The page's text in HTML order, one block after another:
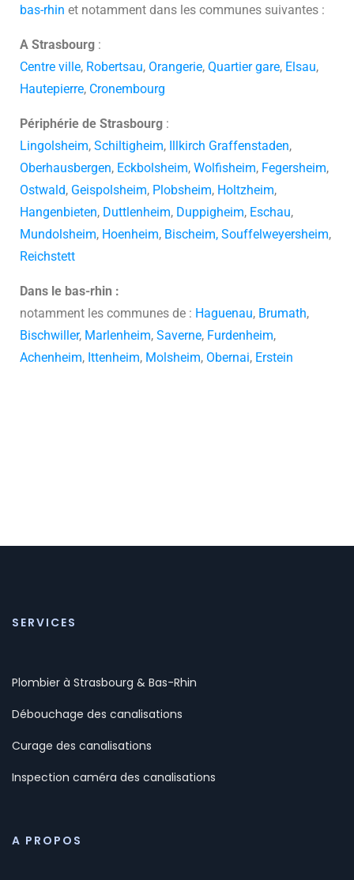
bas-rhin et notamment dans les communes suivantes :
A Strasbourg :
Centre ville, Robertsau, Orangerie, Quartier gare, Elsau,
Hautepierre, Cronembourg
Périphérie de Strasbourg :
Lingolsheim, Schiltigheim, Illkirch Graffenstaden,
Oberhausbergen, Eckbolsheim, Wolfisheim, Fegersheim,
Ostwald, Geispolsheim, Plobsheim, Holtzheim,
Hangenbieten, Duttlenheim, Duppigheim, Eschau,
Mundolsheim, Hoenheim, Bischeim, Souffelweyersheim,
Reichstett
Dans le bas-rhin :
notamment les communes de : Haguenau, Brumath,
Bischwiller, Marlenheim, Saverne, Furdenheim,
Achenheim, Ittenheim, Molsheim, Obernai, Erstein
SERVICES
Plombier à Strasbourg & Bas-Rhin
Débouchage des canalisations
Curage des canalisations
Inspection caméra des canalisations
A PROPOS